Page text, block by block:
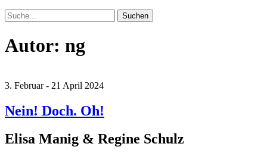
Suche
Autor: ng
3. Februar - 21 April 2024
Nein! Doch. Oh!
Elisa Manig & Regine Schulz